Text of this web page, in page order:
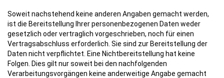
Soweit nachstehend keine anderen Angaben gemacht werden,
ist die Bereitstellung Ihrer personenbezogenen Daten weder
gesetzlich oder vertraglich vorgeschrieben, noch für einen
Vertragsabschluss erforderlich. Sie sind zur Bereitstellung der
Daten nicht verpflichtet. Eine Nichtbereitstellung hat keine
Folgen. Dies gilt nur soweit bei den nachfolgenden
Verarbeitungsvorgängen keine anderweitige Angabe gemacht